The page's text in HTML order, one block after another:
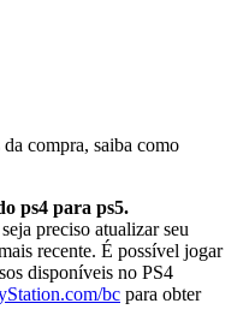
compra, saiba como
ps4 para ps5.
preciso atualizar seu
recente. É possível jogar
disponíveis no PS4
bc para obter